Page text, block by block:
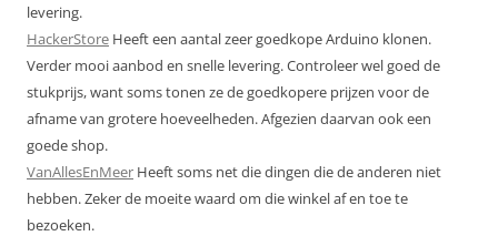
levering.
HackerStore Heeft een aantal zeer goedkope Arduino klonen.
Verder mooi aanbod en snelle levering. Controleer wel goed de
stukprijs, want soms tonen ze de goedkopere prijzen voor de
afname van grotere hoeveelheden. Afgezien daarvan ook een
goede shop.
VanAllesEnMeer Heeft soms net die dingen die de anderen niet
hebben. Zeker de moeite waard om die winkel af en toe te
bezoeken.